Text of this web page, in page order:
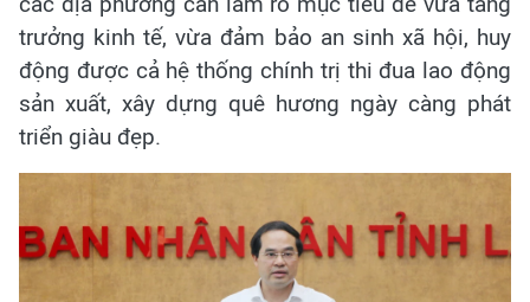
trưởng kinh tế, vừa đảm bảo an sinh xã hội, huy
động được cả hệ thống chính trị thi đua lao động
sản xuất, xây dựng quê hương ngày càng phát
triển giàu đẹp.